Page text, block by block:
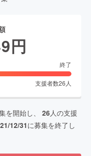
円
終了
支援者数26 人
を開始し、 26人の支援
12/31に募集を終了し